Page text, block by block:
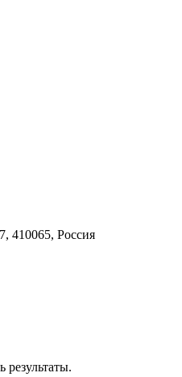
410065, Россия
результаты.